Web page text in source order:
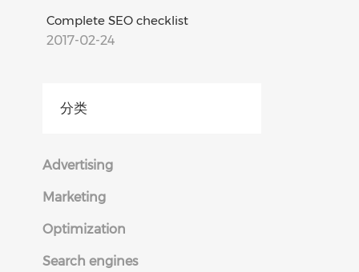
Complete SEO checklist
2017-02-24
分类
Advertising
Marketing
Optimization
Search engines